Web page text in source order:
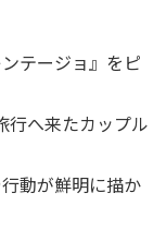
テージョ』をピ
行へ来たカップル
動が鮮明に描か